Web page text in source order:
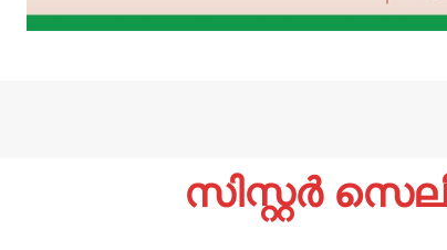
സിസ്റ്റര്‍